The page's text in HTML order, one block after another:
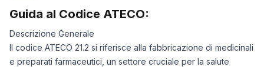
Guida al Codice ATECO:
Descrizione Generale
Il codice ATECO 21.2 si riferisce alla fabbricazione di medicinali
e preparati farmaceutici, un settore cruciale per la salute